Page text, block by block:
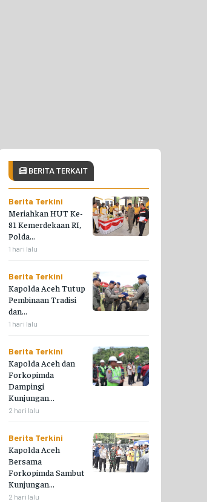
BERITA TERKAIT
Berita Terkini
Meriahkan HUT Ke-
81 Kemerdekaan RI,
Polda...
1 hari lalu
Berita Terkini
Kapolda Aceh Tutup
Pembinaan Tradisi
dan...
1 hari lalu
Berita Terkini
Kapolda Aceh dan
Forkopimda
Dampingi
Kunjungan...
2 hari lalu
Berita Terkini
Kapolda Aceh
Bersama
Forkopimda Sambut
Kunjungan...
2 hari lalu